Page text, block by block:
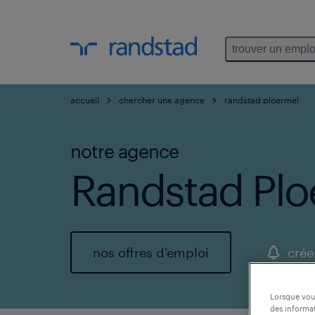
trouver un
accueil chercher une agence randstad ploermel
notre agence
Randstad
nos offres d'emploi
Lorsque
des